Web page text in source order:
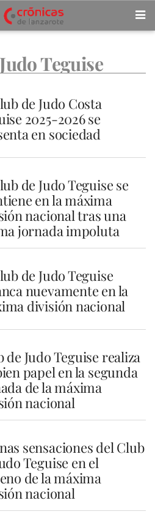
Teguise
de Judo Costa
2025-2026 se
en sociedad
de Judo Teguise se
en la máxima
nacional tras una
jornada impoluta
de Judo Teguise
nuevamente en la
división nacional
de Judo Teguise realiza
papel en la segunda
de la máxima
nacional
sensaciones del Club
Teguise en el
de la máxima
nacional